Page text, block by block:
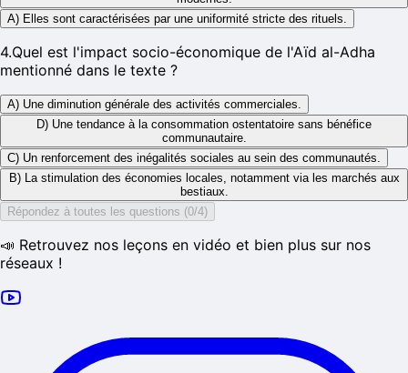
A) Elles sont caractérisées par une uniformité stricte des rituels.
4.Quel est l'impact socio-économique de l'Aïd al-Adha
mentionné dans le texte ?
A) Une diminution générale des activités commerciales.
D) Une tendance à la consommation ostentatoire sans bénéfice
communautaire.
C) Un renforcement des inégalités sociales au sein des communautés.
B) La stimulation des économies locales, notamment via les marchés aux
bestiaux.
Répondez à toutes les questions (0/4)
📣 Retrouvez nos leçons en vidéo et bien plus sur nos
réseaux !